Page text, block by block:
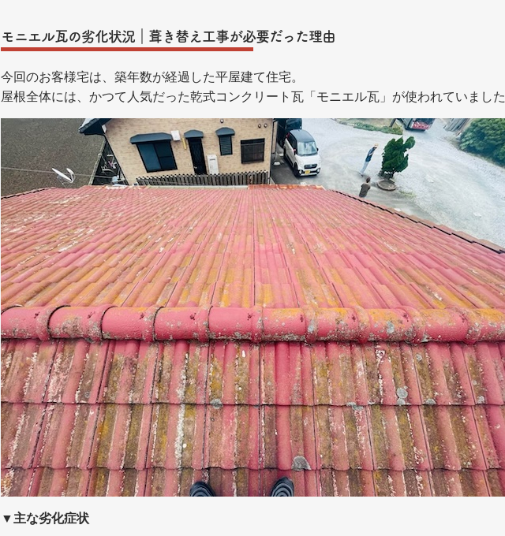
モニエル瓦の劣化状況｜葺き替え工事が必要だった理由
今回のお客様宅は、築年数が経過した平屋建て住宅。
屋根全体には、かつて人気だった乾式コンクリート瓦「モニエル瓦」が使われていました
▼主な劣化症状